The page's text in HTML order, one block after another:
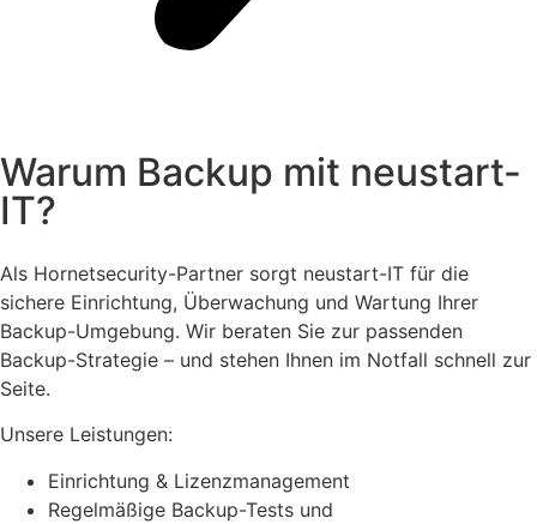
Warum Backup mit neustart-
IT?
Als Hornetsecurity-Partner sorgt neustart-IT für die
sichere Einrichtung, Überwachung und Wartung Ihrer
Backup-Umgebung. Wir beraten Sie zur passenden
Backup-Strategie – und stehen Ihnen im Notfall schnell zur
Seite.
Unsere Leistungen:
Einrichtung & Lizenzmanagement
Regelmäßige Backup-Tests und